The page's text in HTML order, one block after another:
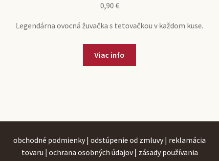
0,90 €
Legendárna ovocná žuvačka s tetovačkou v každom kuse.
Viac info
obchodné podmienky | odstúpenie od zmluvy | reklamácia
tovaru | ochrana osobných údajov | zásady používania